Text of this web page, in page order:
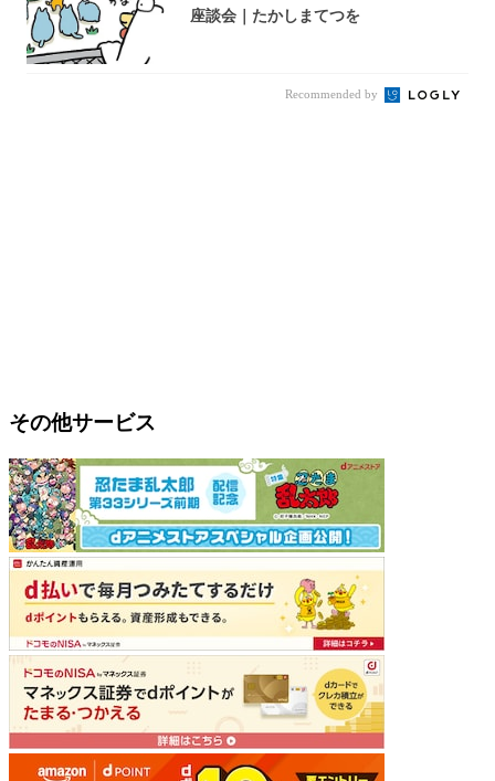
座談会｜たかしまてつを
Recommended by
その他サービス